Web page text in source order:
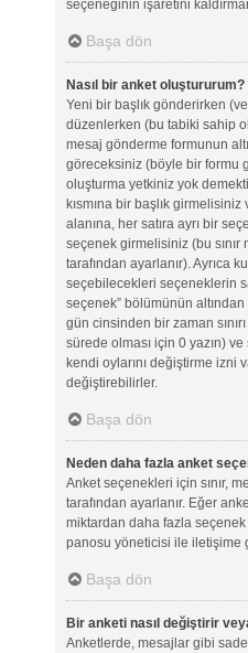
seçeneğinin işaretini
Başa dön
Nasıl bir anket oluştururum?
Yeni bir başlık gönderirken
düzenlerken (bu tabiki sahip
mesaj gönderme formunun
göreceksiniz (böyle bir formu
oluşturma yetkiniz yok
kısmına bir başlık
alanına, her satıra ayrı bir
seçenek girmelisiniz (bu
tarafından ayarlanır). Ayrıca
seçebilecekleri seçeneklerin
seçenek” bölümünün
gün cinsinden bir zaman
sürede olması için 0 yazın)
kendi oylarını değiştirme izni
değiştirebilirler.
Başa dön
Neden daha fazla anket
Anket seçenekleri için sınır,
tarafından ayarlanır. Eğer
miktardan daha fazla
panosu yöneticisi ile iletişime
Başa dön
Bir anketi nasıl değiştirir
Anketlerde, mesajlar gibi